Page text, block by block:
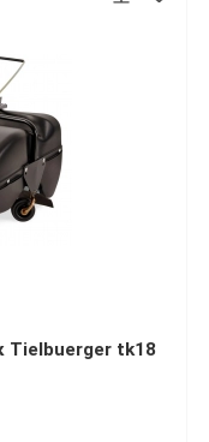
Tielbuerger tk18